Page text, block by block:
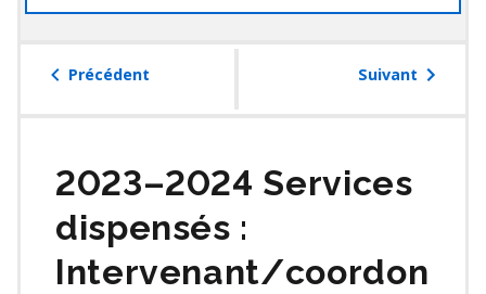
à
table
Précédent Suivant
2023–2024 Services
dispensés :
Intervenant/coordon